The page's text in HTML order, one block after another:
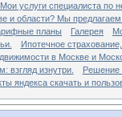
Мои услуги специалиста по
и области? Мы
планы Галерея
Ипотечное
в Москве и
взгляд изнутри.
Решение
яндекса скачать и